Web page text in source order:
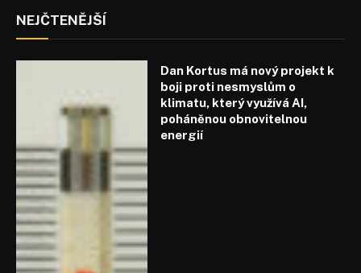
NEJČTENĚJŠÍ
Dan Kortus má nový projekt k
boji proti nesmyslům o
klimatu, který využívá AI,
poháněnou obnovitelnou
energií